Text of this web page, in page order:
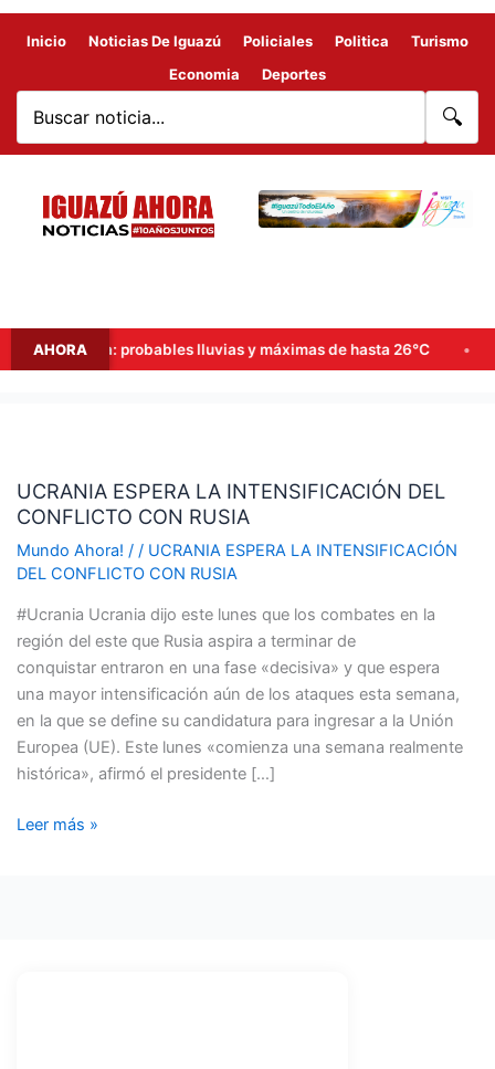
Inicio Noticias De Iguazú Policiales Politica
Turismo
Economia
Deportes
🔍
AHORA
semana: probables lluvias y máximas de hasta 26°C
UCRANIA ESPERA LA INTENSIFICACIÓN DEL
CONFLICTO CON RUSIA
Mundo Ahora! / / UCRANIA ESPERA LA INTENSIFICACIÓN
DEL CONFLICTO CON RUSIA
#Ucrania Ucrania dijo este lunes que los combates en la
región del este que Rusia aspira a terminar de
conquistar entraron en una fase «decisiva» y que espera
una mayor intensificación aún de los ataques esta semana,
en la que se define su candidatura para ingresar a la Unión
Europea (UE). Este lunes «comienza una semana realmente
histórica», afirmó el presidente […]
LA
INTENSIFICACIÓN
DEL
CONFLICTO
RUSIA
Leer más »